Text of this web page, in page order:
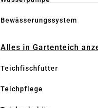
Bewässerungssystem
Alles in Gartenteich
Teichfischfutter
Teichpflege